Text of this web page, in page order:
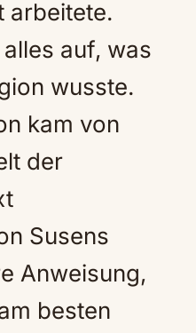
arbeitete.
auf, was
wusste.
kam von
der
Susens
Anweisung,
besten